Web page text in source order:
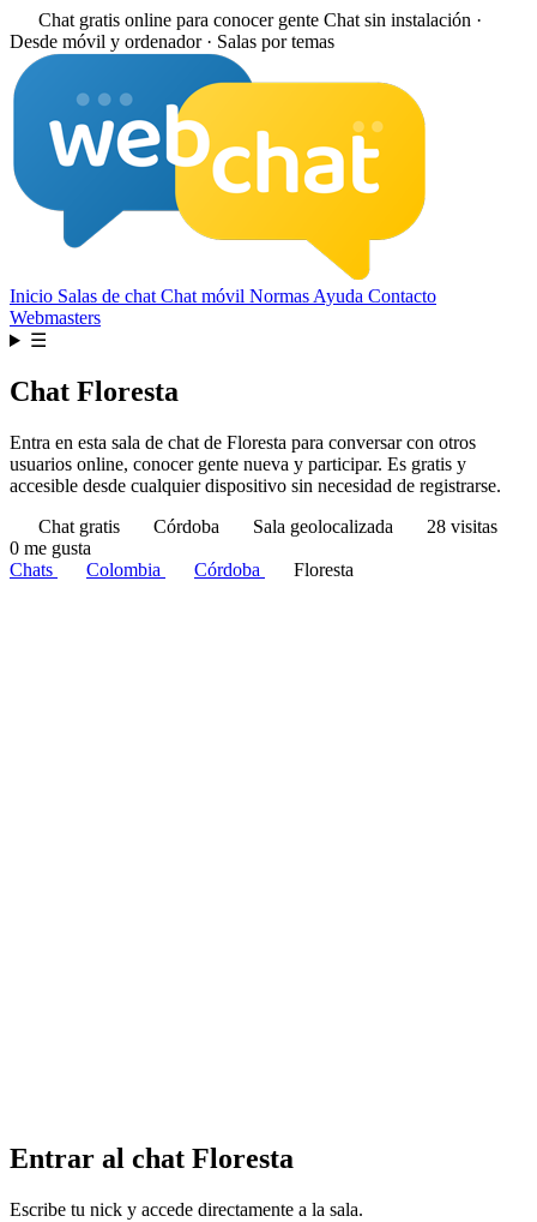
Chat gratis online para conocer gente Chat sin instalación ·
Desde móvil y ordenador · Salas por temas
Inicio Salas de chat Chat móvil Normas Ayuda Contacto
Webmasters
☰
Chat Floresta
Entra en esta sala de chat de Floresta para conversar con otros
usuarios online, conocer gente nueva y participar. Es gratis y
accesible desde cualquier dispositivo sin necesidad de registrarse.
Chat gratis
Córdoba Sala geolocalizada
28 visitas
0 me gusta
Chats
Colombia Córdoba Floresta
Entrar al chat Floresta
Escribe tu nick y accede directamente a la sala.